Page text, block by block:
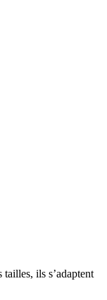
ils s’adaptent